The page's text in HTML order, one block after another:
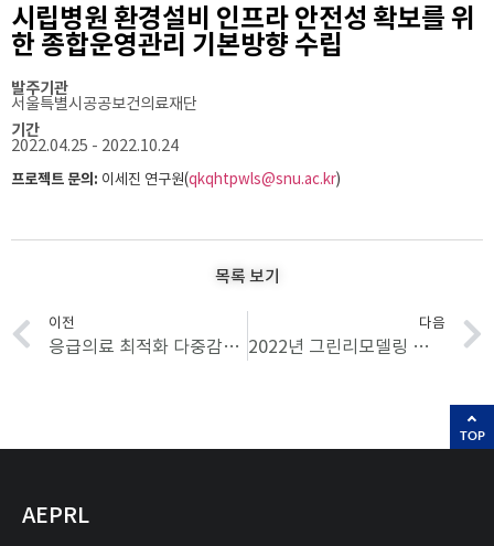
시립병원 환경설비 인프라 안전성 확보를 위
한 종합운영관리 기본방향 수립
발주기관
서울특별시공공보건의료재단
기간
2022.04.25 - 2022.10.24
프로젝트 문의: 이세진 연구원(qkqhtpwls@snu.ac.kr)
목록 보기
이전
응급의료 최적화 다중감염제어 기반 응급의료시설 방역강화기술 개발
다음
2022년 그린리모델링 지역거점 플랫폼 구축 및 운영
TOP
AEPRL